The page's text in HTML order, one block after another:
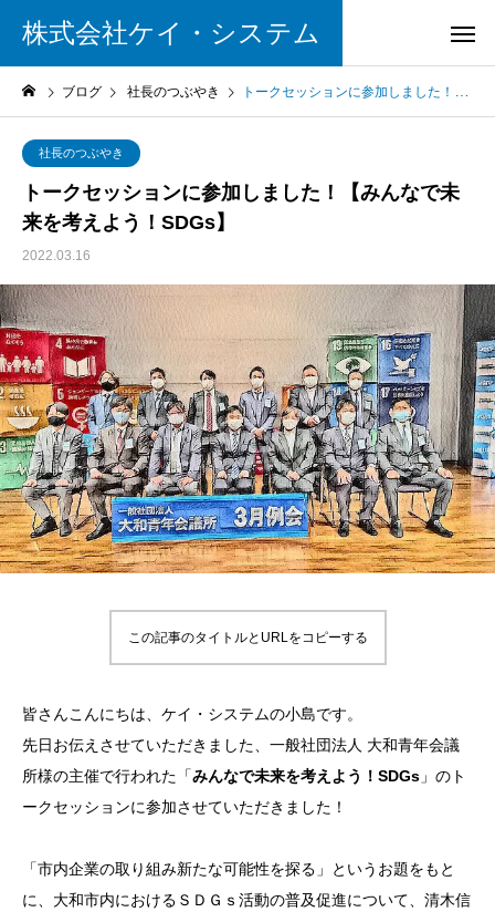
株式会社ケイ・システム
ブログ 社長のつぶやき トークセッションに参加しました！【みんなで未来を考えよう！SDGs】
社長のつぶやき
トークセッションに参加しました！【みんなで未
来を考えよう！SDGs】
2022.03.16
この記事のタイトルとURLをコピーする
皆さんこんにちは、ケイ・システムの小島です。
先日お伝えさせていただきました、⼀般社団法⼈ ⼤和⻘年会議
所様の主催で行われた「みんなで未来を考えよう！SDGs 」のト
ークセッションに参加させていただきました！
「市内企業の取り組み新たな可能性を探る」というお題をもと
に、大和市内におけるＳＤＧｓ活動の普及促進について、清⽊信